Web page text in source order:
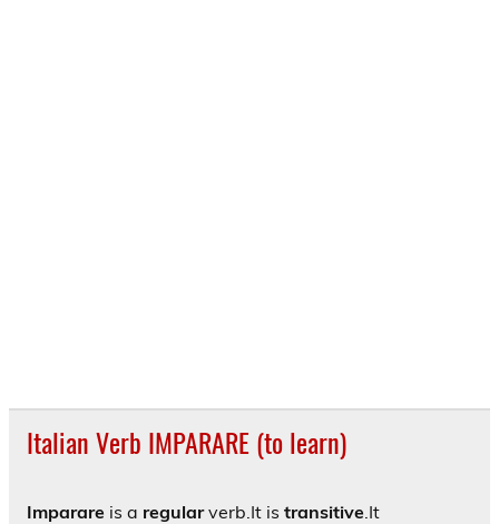
Italian Verb IMPARARE (to learn)
Imparare is a regularverb. It is transitive It